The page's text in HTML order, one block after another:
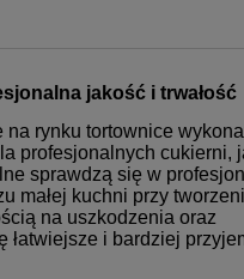
jakość i trwałość
rynku tortownice
profesjonalnych cukierni,
sprawdzą się w
małej kuchni przy
na uszkodzenia oraz
i bardziej